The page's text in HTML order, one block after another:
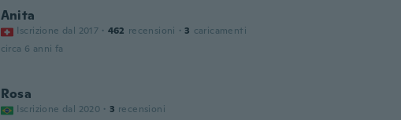
Anita
Iscrizione dal 2017 · 462 recensioni · 3 caricamenti
circa 6 anni fa
Rosa
Iscrizione dal 2020 · 3 recensioni